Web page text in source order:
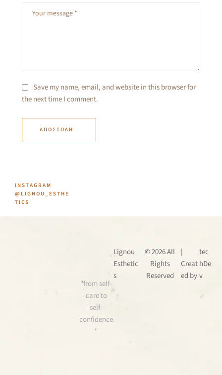
Save my name, email, and website in this browser for
the next time I comment.
ΑΠΟΣΤΟΛΉ
INSTAGRAM
@LIGNOU_ESTHE
TICS
"from self-
care to
self-
confidence
"
Lignou
Esthetic
s
© 2026 All
Rights
Reserved
|
Creat
ed by
tec
hDe
v